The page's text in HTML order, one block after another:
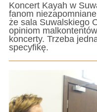
Koncert Kayah w
fanom
że sala Suwalskiego
opiniom
koncerty. Trzeba
specyfikę.